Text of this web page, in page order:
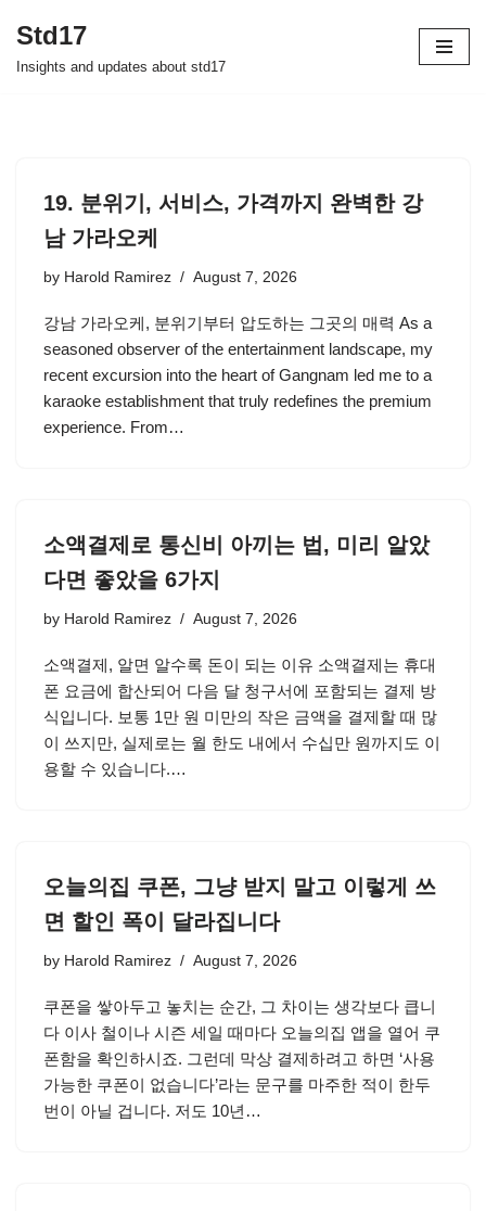
Skip
Std17
Insights and updates about std17
19. 분위기, 서비스, 가격까지 완벽한 강
남 가라오케
by Harold Ramirez August 7, 2026
강남 가라오케, 분위기부터 압도하는 그곳의 매력 As a
seasoned observer of the entertainment landscape, my
recent excursion into the heart of Gangnam led me to a
karaoke establishment that truly redefines the premium
experience. From…
소액결제로 통신비 아끼는 법, 미리 알았
다면 좋았을 6가지
by Harold Ramirez August 7, 2026
소액결제, 알면 알수록 돈이 되는 이유 소액결제는 휴대
폰 요금에 합산되어 다음 달 청구서에 포함되는 결제 방
식입니다. 보통 1만 원 미만의 작은 금액을 결제할 때 많
이 쓰지만, 실제로는 월 한도 내에서 수십만 원까지도 이
용할 수 있습니다.…
오늘의집 쿠폰, 그냥 받지 말고 이렇게 쓰
면 할인 폭이 달라집니다
by Harold Ramirez August 7, 2026
쿠폰을 쌓아두고 놓치는 순간, 그 차이는 생각보다 큽니
다 이사 철이나 시즌 세일 때마다 오늘의집 앱을 열어 쿠
폰함을 확인하시죠. 그런데 막상 결제하려고 하면 ‘사용
가능한 쿠폰이 없습니다’라는 문구를 마주한 적이 한두
번이 아닐 겁니다. 저도 10년…